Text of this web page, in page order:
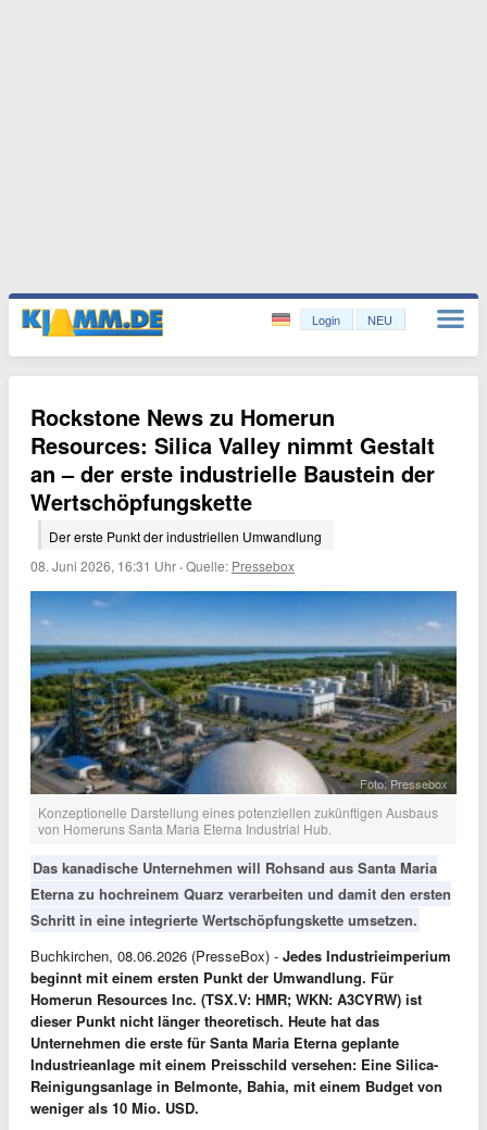
Login NEU
Rockstone News zu Homerun
Resources: Silica Valley nimmt Gestalt
an – der erste industrielle Baustein der
Wertschöpfungskette
Der erste Punkt der industriellen Umwandlung
08. Juni 2026, 16:31 Uhr ·Quelle: Pressebox
Foto: Pressebox
Konzeptionelle Darstellung eines potenziellen zukünftigen Ausbaus
von Homeruns Santa Maria Eterna Industrial Hub.
Das kanadische Unternehmen will Rohsand aus Santa Maria
Eterna zu hochreinem Quarz verarbeiten und damit den ersten
Schritt in eine integrierte Wertschöpfungskette umsetzen.
Buchkirchen, 08.06.2026 (PresseBox) - Jedes Industrieimperium
beginnt mit einem ersten Punkt der Umwandlung. Für
Homerun Resources Inc. (TSX.V: HMR; WKN: A3CYRW) ist
dieser Punkt nicht länger theoretisch. Heute hat das
Unternehmen die erste für Santa Maria Eterna geplante
Industrieanlage mit einem Preisschild versehen: Eine Silica-
Reinigungsanlage in Belmonte, Bahia, mit einem Budget von
weniger als 10 Mio. USD.